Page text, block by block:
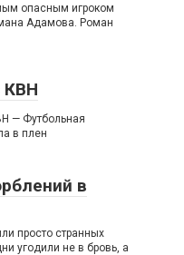
опасным игроком
Адамова. Роман
КВН
— Футбольная
в плен
в
просто странных
угодили не в бровь, а